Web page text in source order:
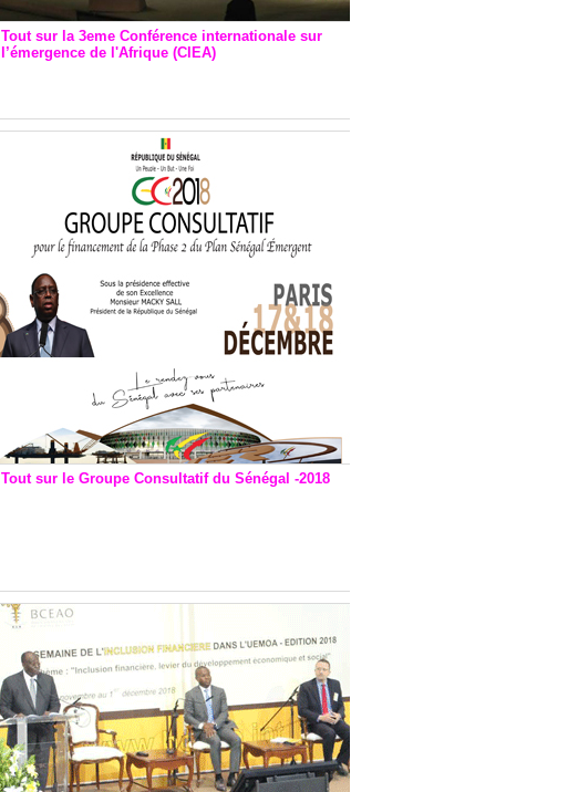
Tout sur la 3eme Conférence internationale sur
l’émergence de l'Afrique (CIEA)
Tout sur le Groupe Consultatif du Sénégal -2018